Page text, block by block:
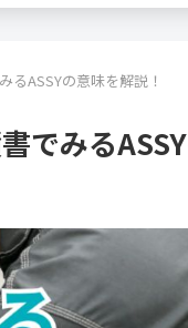
るASSYの意味を解説！
でみる